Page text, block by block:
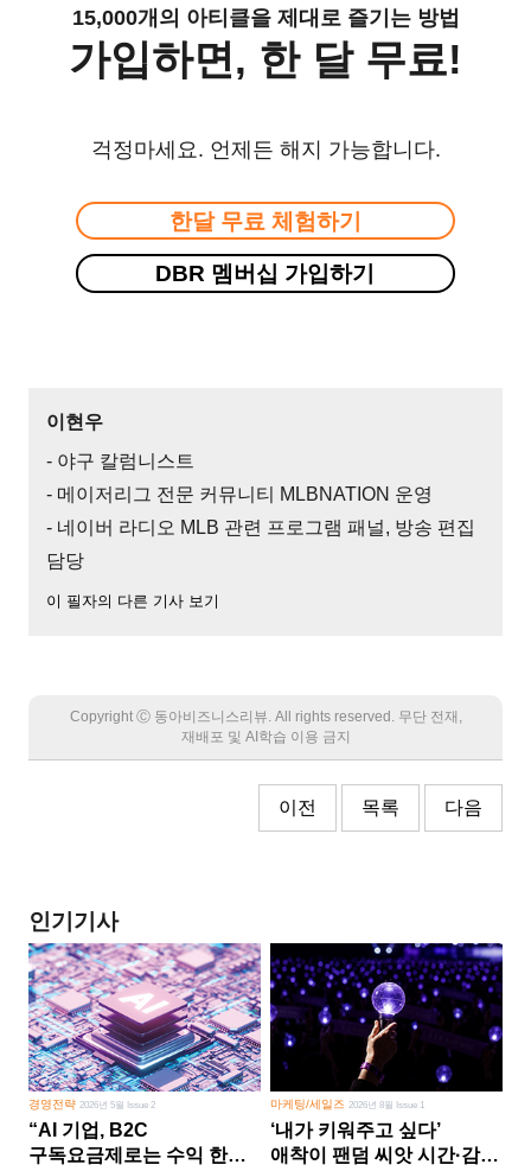
15,000개의 아티클을 제대로 즐기는 방법
가입하면, 한 달 무료!
걱정마세요. 언제든 해지 가능합니다.
한달 무료 체험하기
DBR 멤버십 가입하기
이현우
- 야구 칼럼니스트
- 메이저리그 전문 커뮤니티 MLBNATION 운영
- 네이버 라디오 MLB 관련 프로그램 패널, 방송 편집
담당
이 필자의 다른 기사 보기
Copyright Ⓒ 동아비즈니스리뷰. All rights reserved. 무단 전재,
재배포 및 AI학습 이용 금지
이전 목록 다음
인기기사
경영전략 2026년 5월 Issue 2
“AI 기업, B2C
구독요금제로는 수익 한계
마케팅/세일즈 2026년 8월 Issue 1
‘내가 키워주고 싶다’
애착이 팬덤 씨앗 시간·감정